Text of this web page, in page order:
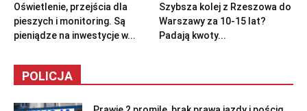
Oświetlenie, przejścia dla
pieszych i monitoring. Są
pieniądze na inwestycje w...
Szybsza kolej z Rzeszowa do
Warszawy za 10-15 lat?
Padają kwoty...
POLICJA